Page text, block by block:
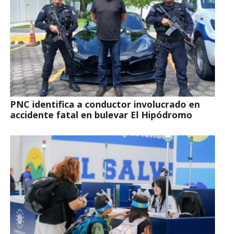
PNC identifica a conductor involucrado en
accidente fatal en bulevar El Hipódromo